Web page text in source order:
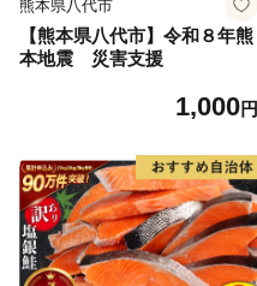
熊本県八代市
【熊本県八代市】令和８年熊
本地震 災害支援
1,000円